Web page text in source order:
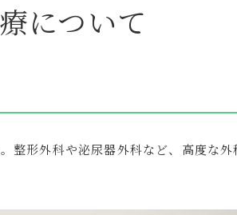
について
形外科や泌尿器外科など、高度な